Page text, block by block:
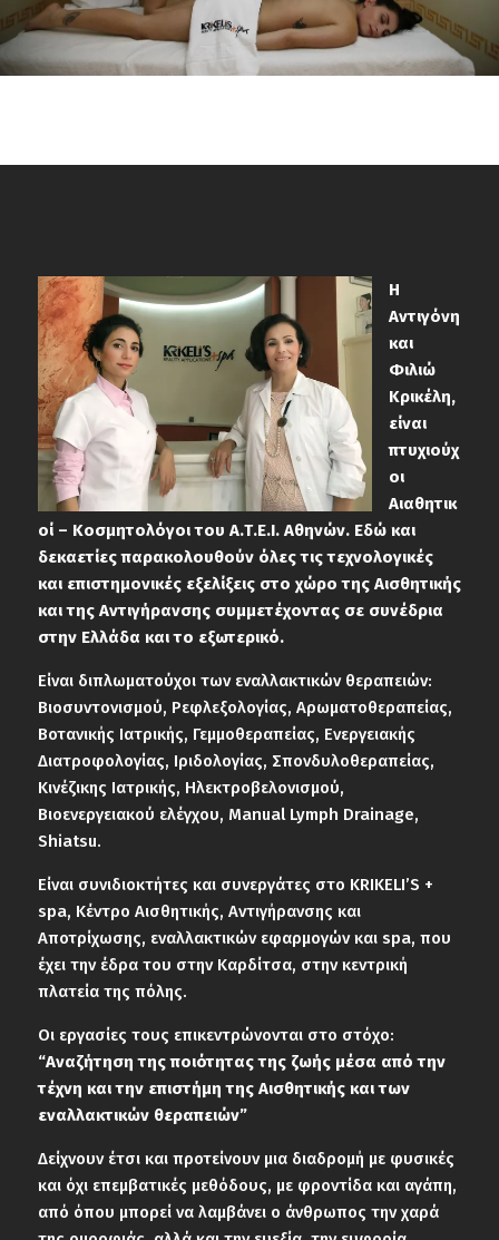
Η
Αντιγόνη
και
Φιλιώ
Κρικέλη,
είναι
πτυχιούχ
οι
Αιαθητικ
οί – Κοσμητολόγοι του Α.Τ.Ε.Ι. Αθηνών. Εδώ και
δεκαετίες παρακολουθούν όλες τις τεχνολογικές
και επιστημονικές εξελίξεις στο χώρο της Αισθητικής
και της Αντιγήρανσης συμμετέχοντας σε συνέδρια
στην Ελλάδα και το εξωτερικό.
Είναι διπλωματούχοι των εναλλακτικών θεραπειών:
Βιοσυντονισμού, Ρεφλεξολογίας, Αρωματοθεραπείας,
Βοτανικής Ιατρικής, Γεμμοθεραπείας, Ενεργειακής
Διατροφολογίας, Ιριδολογίας, Σπονδυλοθεραπείας,
Κινέζικης Ιατρικής, Ηλεκτροβελονισμού,
Βιοενεργειακού ελέγχου, Manual Lymph Drainage,
Shiatsu.
Είναι συνιδιοκτήτες και συνεργάτες στο KRIKELI’S +
spa, Κέντρο Αισθητικής, Αντιγήρανσης και
Αποτρίχωσης, εναλλακτικών εφαρμογών και spa, που
έχει την έδρα του στην Καρδίτσα, στην κεντρική
πλατεία της πόλης.
Οι εργασίες τους επικεντρώνονται στο στόχο:
“Αναζήτηση της ποιότητας της ζωής μέσα από την
τέχνη και την επιστήμη της Αισθητικής και των
εναλλακτικών θεραπειών”
Δείχνουν έτσι και προτείνουν μια διαδρομή με φυσικές
και όχι επεμβατικές μεθόδους, με φροντίδα και αγάπη,
από όπου μπορεί να λαμβάνει ο άνθρωπος την χαρά